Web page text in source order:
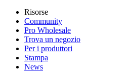
Risorse
Community
Pro Wholesale
Trova un negozio
Per i produttori
Stampa
News